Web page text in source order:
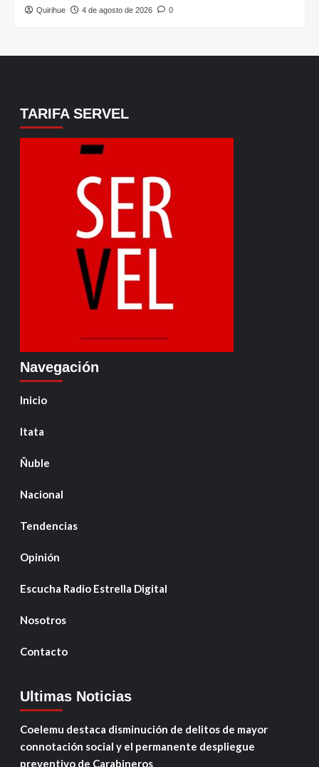
Quirihue 4 de agosto de 2026 0
TARIFA SERVEL
Navegación
Inicio
Itata
Ñuble
Nacional
Tendencias
Opinión
Escucha Radio Estrella Digital
Nosotros
Contacto
Ultimas Noticias
Coelemu destaca disminución de delitos de mayor
connotación social y el permanente despliegue
preventivo de Carabineros